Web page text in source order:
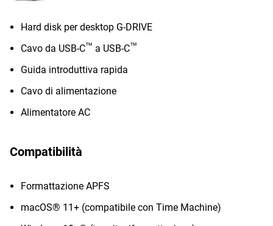
Hard disk per desktop G-DRIVE
Cavo da USB-C™ a USB-C™
Guida introduttiva rapida
Cavo di alimentazione
Alimentatore AC
Compatibilità
Formattazione APFS
macOS® 11+ (compatibile con Time Machine)